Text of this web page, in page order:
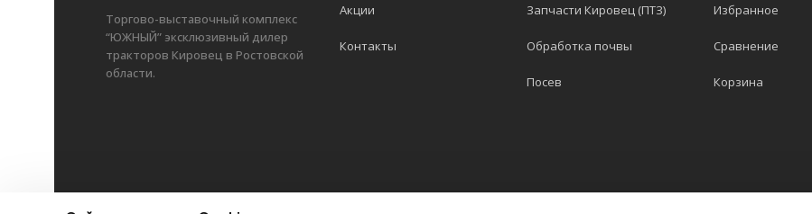
Торгово-выставочный комплекс
“ЮЖНЫЙ” эксклюзивный дилер
тракторов Кировец в Ростовской
области.
Акции
Контакты
Запчасти Кировец (ПТЗ)
Обработка почвы
Посев
Избранное
Сравнение
Корзина